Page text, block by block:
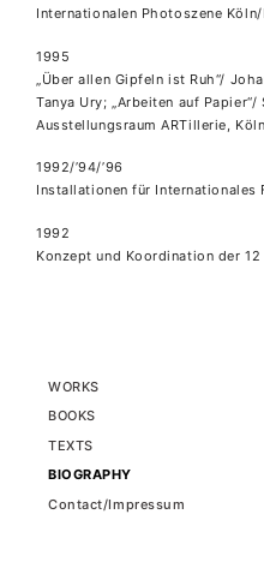
Internationalen Photoszene
1995
„Über allen Gipfeln ist Ruh“/
Tanya Ury; „Arbeiten auf Papier“/
Ausstellungsraum ARTillerie, Köln
1992/’94/’96
Installationen für Internationales
1992
Konzept und Koordination der 12
WORKS
BOOKS
TEXTS
BIOGRAPHY
Contact/Impressum